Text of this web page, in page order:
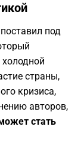
под
страны,
кризиса,
авторов,
стать